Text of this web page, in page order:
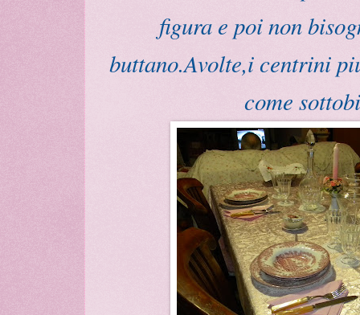
figura e poi non
buttano.Avolte,i centrini
come